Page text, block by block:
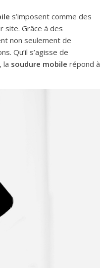
s’imposent comme des
site. Grâce à des
non seulement de
Qu’il s’agisse de
la soudure mobile répond à